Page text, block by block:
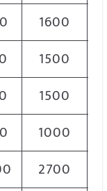
1600
1500
1500
1000
2700